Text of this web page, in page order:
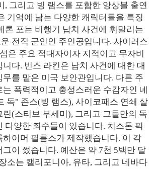
, 그리고 빙 램스를 포함한 앙상블 출연
기억에 남는 다양한 캐릭터들을 특징
론 포는 비행기 납치 사건에 휘말리는
전직 군인인 주인공입니다. 사이러스
은 주요 적대자이자 지적이고 무자비
다. 빈스 라킨은 납치 사건에 대한 대
무를 맡은 미국 보안관입니다. 다른 주
폭력적이고 충성스러운 수감자인 네
독" 존스(빙 램스), 사이코패스 연쇄 살
린(스티브 부세미), 그리고 그들만의 독
다양한 죄수들이 있습니다. 치스톤 픽
하이머 필름스가 제작했습니다. 이 각
이 썼습니다. 예산은 약 7천 5백만 달
소는 캘리포니아, 유타, 그리고 네바다